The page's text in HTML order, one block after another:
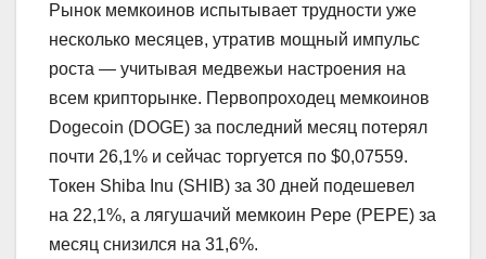
Рынок мемкоинов испытывает трудности уже
несколько месяцев, утратив мощный импульс
роста — учитывая медвежьи настроения на
всем крипторынке. Первопроходец мемкоинов
Dogecoin (DOGE) за последний месяц потерял
почти 26,1% и сейчас торгуется по $0,07559.
Токен Shiba Inu (SHIB) за 30 дней подешевел
на 22,1%, а лягушачий мемкоин Pepe (PEPE) за
месяц снизился на 31,6%.